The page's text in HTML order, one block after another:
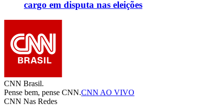
cargo em disputa nas eleições
CNN Brasil.
Pense bem, pense CNN.CNN AO VIVO
CNN Nas Redes